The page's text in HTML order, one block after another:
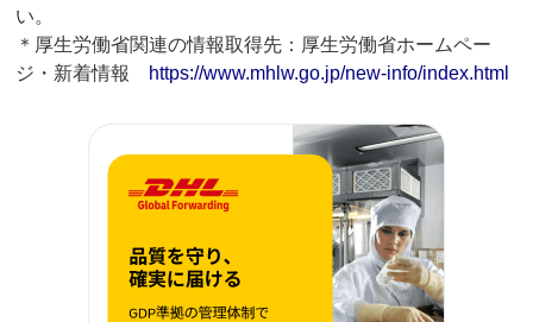
い。
＊厚生労働省関連の情報取得先：厚生労働省ホームペー
ジ・新着情報 https://www.mhlw.go.jp/new-info/index.html